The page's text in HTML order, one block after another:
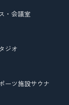
・会議室
ジオ
ーツ施設サウナ